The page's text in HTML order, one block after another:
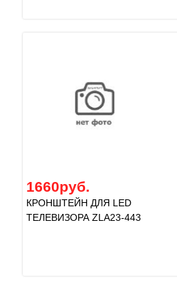
1660руб.
КРОНШТЕЙН ДЛЯ LED
ТЕЛЕВИЗОРА ZLA23-443